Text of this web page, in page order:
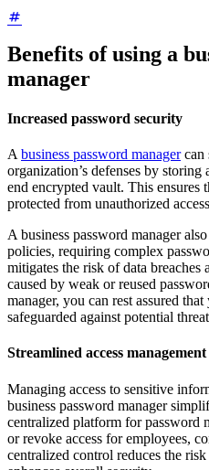
Benefits of using a
manager
Increased password security
A business password managercan
organization’s defenses by
end encrypted vault. This ensures
protected from unauthorized
A business password manager
policies, requiring complex
mitigates the risk of data
caused by weak or reused
manager, you can rest assured
safeguarded against potential
Streamlined access management
Managing access to sensitive
business password manager
centralized platform for password
or revoke access for employees,
centralized control reduces the